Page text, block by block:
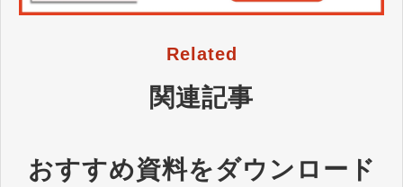
Related
関連記事
おすすめ資料をダウンロード